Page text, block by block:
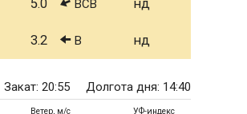
5.0 ВСВ нд
3.2 В нд
Закат: 20:55 Долгота дня: 14:40
Ветер, м/с УФ-индекс